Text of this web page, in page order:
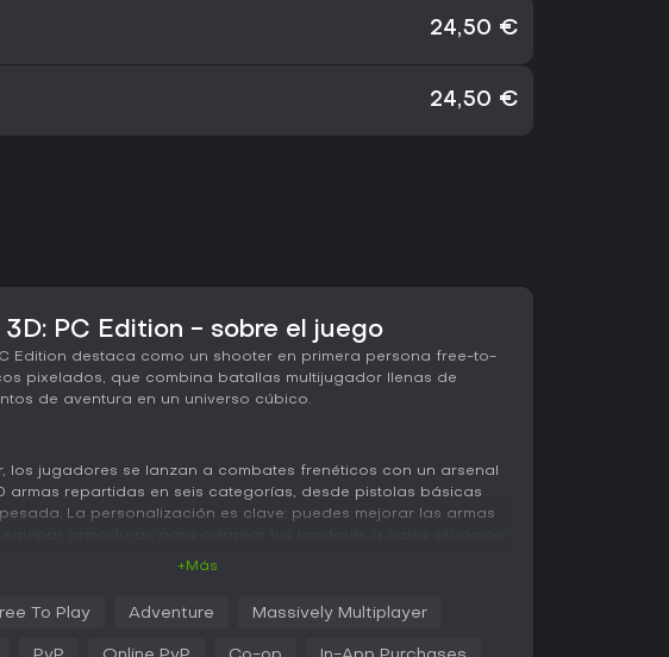
24,50 €
24,50 €
3D: PC Edition - sobre el juego
Edition destaca como un shooter en primera persona free-to-
pixelados, que combina batallas multijugador llenas de
de aventura en un universo cúbico.
los jugadores se lanzan a combates frenéticos con un arsenal
armas repartidas en seis categorías, desde pistolas básicas
La personalización es clave: puedes mejorar las armas
en entornos cúbicos y el uso estratégico del equipo para
+Más
To Play Adventure Massively Multiplayer